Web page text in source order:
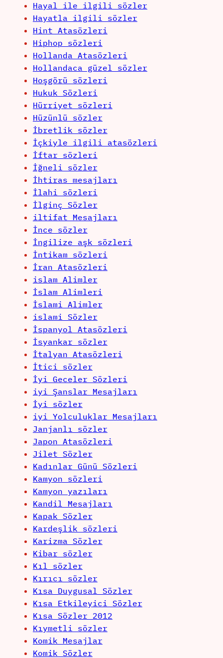
Hayal ile ilgili sözler
Hayatla ilgili sözler
Hint Atasözleri
Hiphop sözleri
Hollanda Atasözleri
Hollandaca güzel sözler
Hoşgörü sözleri
Hukuk Sözleri
Hürriyet sözleri
Hüzünlü sözler
İbretlik sözler
İçkiyle ilgili atasözleri
İftar sözleri
İğneli sözler
İhtiras mesajları
İlahi sözleri
İlginç Sözler
iltifat Mesajları
İnce sözler
İngilize aşk sözleri
İntikam sözleri
İran Atasözleri
islam Alimler
İslam Alimleri
İslami Alimler
islami Sözler
İspanyol Atasözleri
İsyankar sözler
İtalyan Atasözleri
İtici sözler
İyi Geceler Sözleri
iyi Şanslar Mesajları
İyi sözler
iyi Yolculuklar Mesajları
Janjanlı sözler
Japon Atasözleri
Jilet Sözler
Kadınlar Günü Sözleri
Kamyon sözleri
Kamyon yazıları
Kandil Mesajları
Kapak Sözler
Kardeşlik sözleri
Karizma Sözler
Kibar sözler
Kıl sözler
Kırıcı sözler
Kısa Duygusal Sözler
Kısa Etkileyici Sözler
Kısa Sözler 2012
Kıymetli sözler
Komik Mesajlar
Komik Sözler